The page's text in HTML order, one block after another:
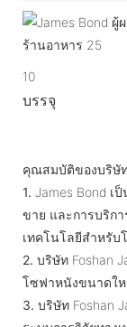
10
บรรจุ
คุณสมบัติของบริษั
1. James Bond เ
ขาย และการบริก
เทคโนโลยีสำหรั
2. บริษัท Foshan
โซฟาหนังขนาดใ
3. บริษัท Foshan